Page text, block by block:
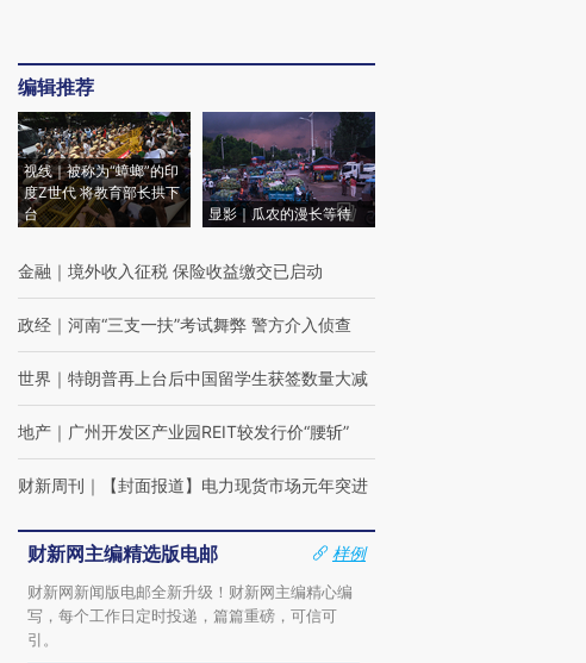
编辑推荐
视线｜被称为“蟑螂”的印
度Z世代 将教育部长拱下
台
显影｜瓜农的漫长等待
金融 ｜ 境外收入征税 保险收益缴交已启动
政经 ｜ 河南“三支一扶”考试舞弊 警方介入侦查
世界 ｜ 特朗普再上台后中国留学生获签数量大减
地产 ｜ 广州开发区产业园REIT较发行价“腰斩”
财新周刊 ｜ 【封面报道】电力现货市场元年突进
财新网主编精选版电邮
样例
财新网新闻版电邮全新升级！财新网主编精心编
写，每个工作日定时投递，篇篇重磅，可信可
引。